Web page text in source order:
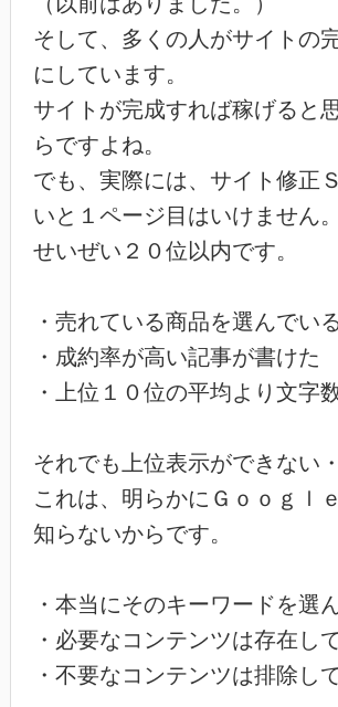
そして、多くの人がサイトの
にしています。
サイトが完成すれば稼げると
らですよね。
でも、実際には、サイト修正
いと１ページ目はいけません。
せいぜい２０位以内です。
・売れている商品を選んでい
・成約率が高い記事が書けた
・上位１０位の平均より文字
それでも上位表示ができない
これは、明らかにＧｏｏｇｌ
知らないからです。
・本当にそのキーワードを選
・必要なコンテンツは存在し
・不要なコンテンツは排除し